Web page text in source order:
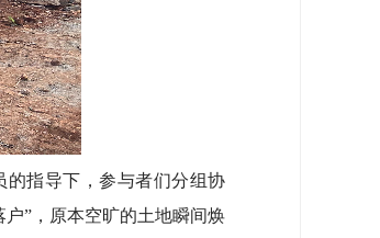
指导下，参与者们分组协
”，原本空旷的土地瞬间焕